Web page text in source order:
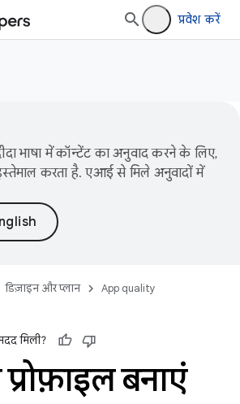
प्रवेश करें
भाषा में कॉन्टेंट का अनुवाद करने के लिए,
करता है. एआई से मिले अनुवादों में
डिज़ाइन और प्लान
App quality
मिली?
बनाएं